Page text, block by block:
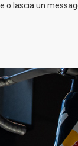
lascia un